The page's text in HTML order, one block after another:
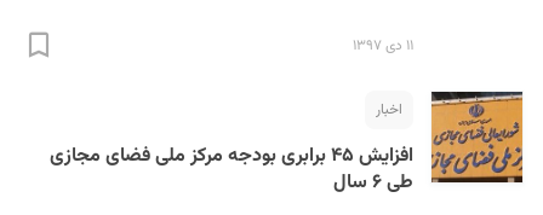
۱۱ دی ۱۳۹۷
اخبار
افزایش ۴۵ برابری بودجه مرکز ملی فضای مجازی
طی ۶ سال